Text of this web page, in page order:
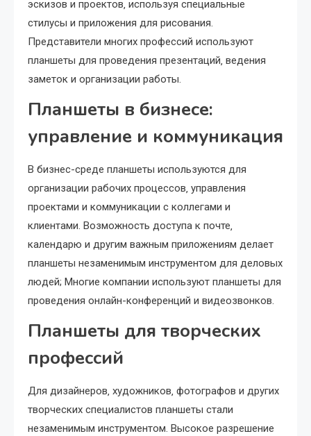
эскизов и проектов‚ используя специальные
стилусы и приложения для рисования.
Представители многих профессий используют
планшеты для проведения презентаций‚ ведения
заметок и организации работы.
Планшеты в бизнесе:
управление и коммуникация
В бизнес-среде планшеты используются для
организации рабочих процессов‚ управления
проектами и коммуникации с коллегами и
клиентами. Возможность доступа к почте‚
календарю и другим важным приложениям делает
планшеты незаменимым инструментом для деловых
людей; Многие компании используют планшеты для
проведения онлайн-конференций и видеозвонков.
Планшеты для творческих
профессий
Для дизайнеров‚ художников‚ фотографов и других
творческих специалистов планшеты стали
незаменимым инструментом. Высокое разрешение